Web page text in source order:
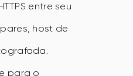
entre seu
host de
para o